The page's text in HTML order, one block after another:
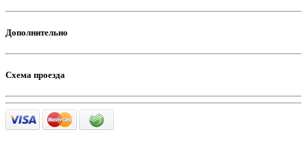
Дополнительно
Схема проезда